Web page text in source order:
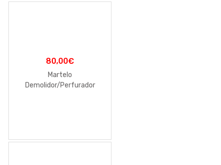
80,00€
Martelo
Demolidor/Perfurador